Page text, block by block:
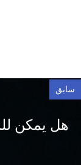
سابق
هل يمكن